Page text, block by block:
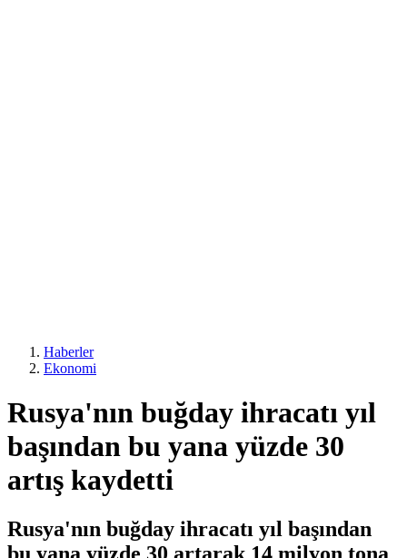
Haberler
Ekonomi
Rusya'nın buğday ihracatı yıl
başından bu yana yüzde 30
artış kaydetti
Rusya'nın buğday ihracatı yıl başından